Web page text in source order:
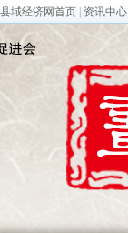
县域经济网首页 资讯中心